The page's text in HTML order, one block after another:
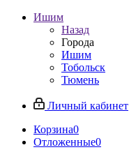
Ишим
Назад
Города
Ишим
Тобольск
Тюмень
Личный кабинет
Корзина0
Отложенные0